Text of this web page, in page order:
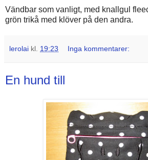
Vändbar som vanligt, med knallgul
grön trikå med klöver på den andra.
lerolai kl. 19:23 Inga kommentarer:
En hund till